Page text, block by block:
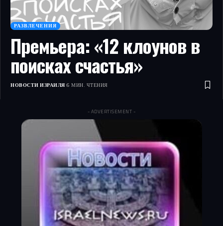
РАЗВЛЕЧЕНИЯ
Премьера: «12 клоунов в
поисках счастья»
НОВОСТИ ИЗРАИЛЯ 6 МИН. ЧТЕНИЯ
- ADVERTISEMENT -